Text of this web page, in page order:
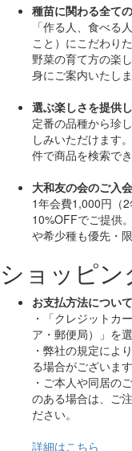
種苗に関わる全て
「作る人、食べる
こと）にこだわりた
野菜の育て方の楽
身にご案内いたしま
選ぶ楽しさを提供
定番の品種から珍
しみいただけます
件で商品を検索で
大和友の会のご入
1年会費1,000円（
10%OFFでご提供
や希少種も優先・
ショッピン
お支払方法について
・「クレジットカ
ア・郵便局）」を
・弊社の規定によ
る場合がございま
・ご本人や同居の
のある場合は、ご
ださい。
詳細はこちら